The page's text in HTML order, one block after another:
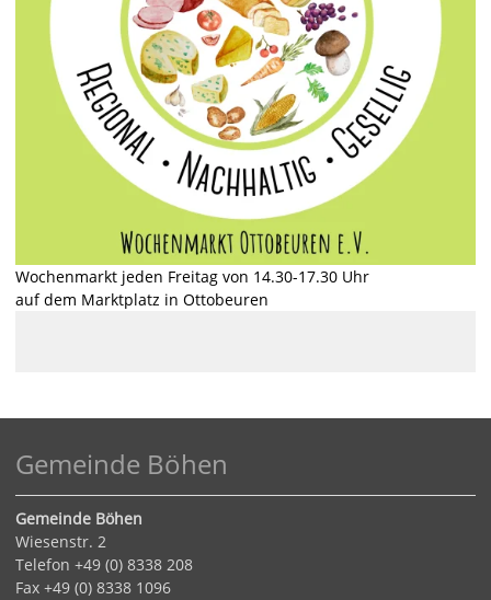
Wochenmarkt jeden Freitag von 14.30-17.30 Uhr
auf dem Marktplatz in Ottobeuren
Gemeinde Böhen
Gemeinde Böhen
Wiesenstr. 2
Telefon +49 (0) 8338 208
Fax +49 (0) 8338 1096